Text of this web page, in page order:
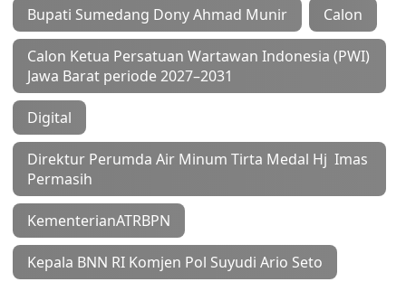
Bupati Sumedang Dony Ahmad Munir Calon
Calon Ketua Persatuan Wartawan Indonesia (PWI)
Jawa Barat periode 2027–2031
Digital
Direktur Perumda Air Minum Tirta Medal Hj Imas
Permasih
KementerianATRBPN
Kepala BNN RI Komjen Pol Suyudi Ario Seto